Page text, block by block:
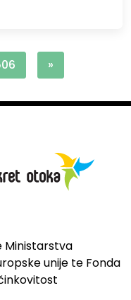
»
Ministarstva
unije te Fonda